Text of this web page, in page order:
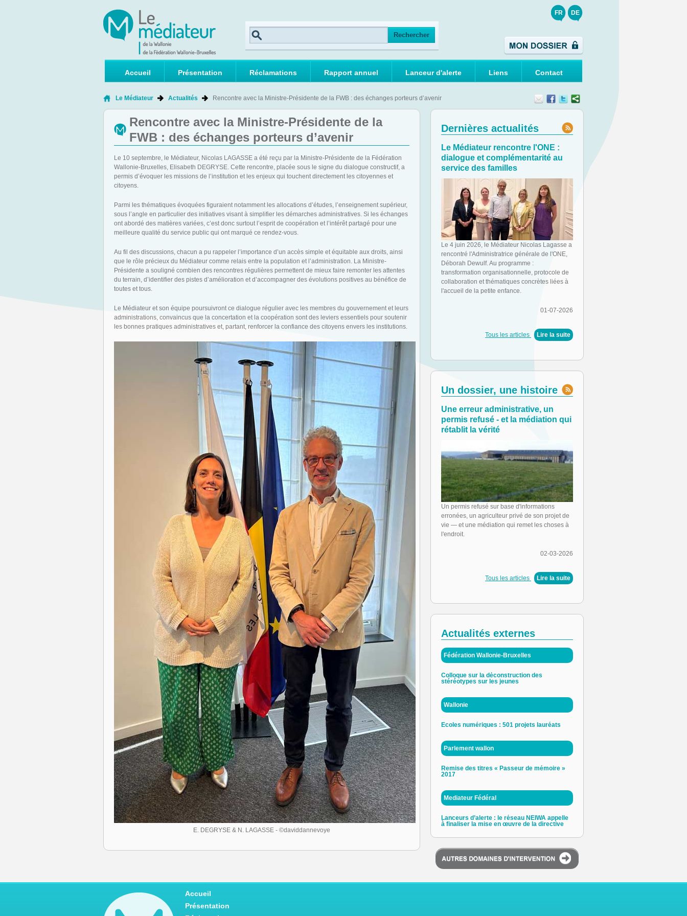
FR DE
Accueil Présentation Réclamations Rapport annuel Lanceur d'alerte Liens Contact
Le Médiateur Actualités Rencontre avec la Ministre-Présidente de la FWB : des échanges porteurs d’avenir
Rencontre avec la Ministre-Présidente de la
FWB : des échanges porteurs d’avenir
Le 10 septembre, le Médiateur, Nicolas LAGASSE a été reçu par la Ministre-Présidente de la Fédération
Wallonie-Bruxelles, Elisabeth DEGRYSE. Cette rencontre, placée sous le signe du dialogue constructif, a
permis d’évoquer les missions de l’institution et les enjeux qui touchent directement les citoyennes et
citoyens.
Parmi les thématiques évoquées figuraient notamment les allocations d’études, l’enseignement supérieur,
sous l’angle en particulier des initiatives visant à simplifier les démarches administratives. Si les échanges
ont abordé des matières variées, c’est donc surtout l’esprit de coopération et l’intérêt partagé pour une
meilleure qualité du service public qui ont marqué ce rendez-vous.
Au fil des discussions, chacun a pu rappeler l’importance d’un accès simple et équitable aux droits, ainsi
que le rôle précieux du Médiateur comme relais entre la population et l’administration. La Ministre-
Présidente a souligné combien des rencontres régulières permettent de mieux faire remonter les attentes
du terrain, d’identifier des pistes d’amélioration et d’accompagner des évolutions positives au bénéfice de
toutes et tous.
Le Médiateur et son équipe poursuivront ce dialogue régulier avec les membres du gouvernement et leurs
administrations, convaincus que la concertation et la coopération sont des leviers essentiels pour soutenir
les bonnes pratiques administratives et, partant, renforcer la confiance des citoyens envers les institutions.
E. DEGRYSE & N. LAGASSE - ©daviddannevoye
Dernières actualités
Le Médiateur rencontre l'ONE :
dialogue et complémentarité au
service des familles
Le 4 juin 2026, le Médiateur Nicolas Lagasse a
rencontré l'Administratrice générale de l'ONE,
Déborah Dewulf. Au programme :
transformation organisationnelle, protocole de
collaboration et thématiques concrètes liées à
l'accueil de la petite enfance.
01-07-2026
Tous les articles Lire la suite
Un dossier, une histoire
Une erreur administrative, un
permis refusé - et la médiation qui
rétablit la vérité
Un permis refusé sur base d'informations
erronées, un agriculteur privé de son projet de
vie — et une médiation qui remet les choses à
l'endroit.
02-03-2026
Tous les articles Lire la suite
Actualités externes
Fédération Wallonie-Bruxelles
Colloque sur la déconstruction des
stéréotypes sur les jeunes
Wallonie
Ecoles numériques : 501 projets lauréats
Parlement wallon
Remise des titres « Passeur de mémoire »
2017
Mediateur Fédéral
Lanceurs d’alerte : le réseau NEIWA appelle
à finaliser la mise en œuvre de la directive
Accueil
Présentation